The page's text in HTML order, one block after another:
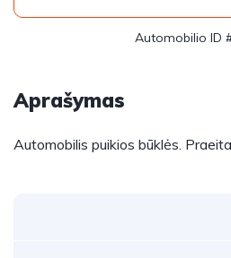
Automobilio ID
Aprašymas
Automobilis puikios būklės.